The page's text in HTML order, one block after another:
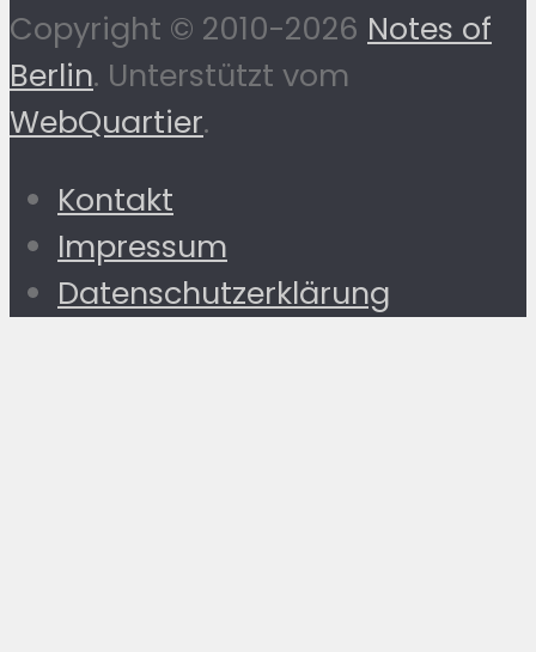
Copyright © 2010-2026 Notes of
Berlin. Unterstützt vom
WebQuartier.
Kontakt
Impressum
Datenschutzerklärung